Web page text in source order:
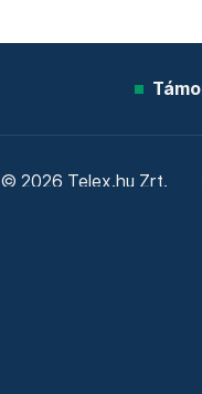
© 2026 Telex.hu Zrt.